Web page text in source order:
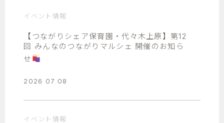
イベント情報
【つながりシェア保育園・代々木上原】第12
回 みんなのつながりマルシェ 開催のお知ら
せ
2026 07 08
イベント情報